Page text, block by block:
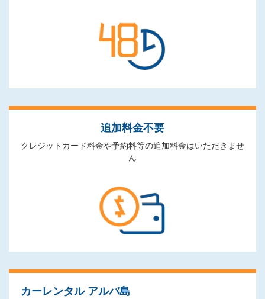
追加料金不要
クレジットカード料金や予約料等の追加料金はいただきませ
ん
カーレンタル アルバ島